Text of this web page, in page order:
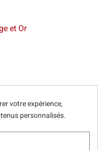
et Or
Nantes-Livraison de
votre expérience,
personnalisés.